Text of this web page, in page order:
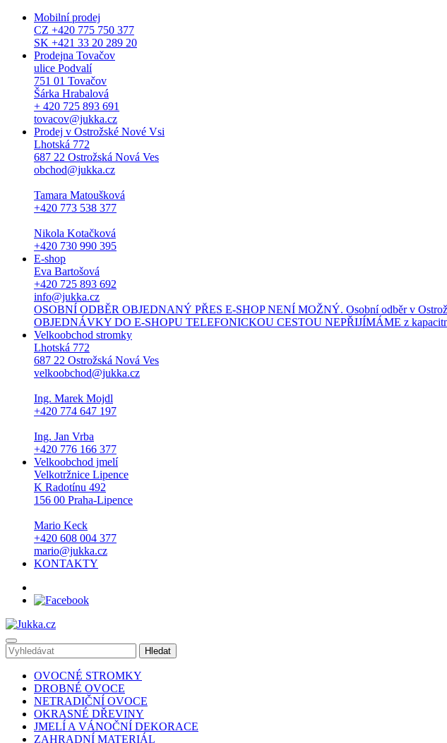
Mobilní prodej
CZ +420 775 750 377
SK +421 33 20 289 20
Prodejna Tovačov
ulice Podvalí
751 01 Tovačov
Šárka Hrabalová
+ 420 725 893 691
tovacov@jukka.cz
Prodej v Ostrožské Nové Vsi
Lhotská 772
687 22 Ostrožská Nová Ves
obchod@jukka.cz
Tamara Matoušková
+420 773 538 377
Nikola Kotačková
+420 730 990 395
E-shop
Eva Bartošová
+420 725 893 692
info@jukka.cz
OSOBNÍ ODBĚR OBJEDNANÝ PŘES E-SHOP NENÍ MOŽNÝ. Osobní odběr v
OBJEDNÁVKY DO E-SHOPU TELEFONICKOU CESTOU NEPŘIJÍMÁME z
Velkoobchod stromky
Lhotská 772
687 22 Ostrožská Nová Ves
velkoobchod@jukka.cz
Ing. Marek Mojdl
+420 774 647 197
Ing. Jan Vrba
+420 776 166 377
Velkoobchod jmelí
Velkotržnice Lipence
K Radotínu 492
156 00 Praha-Lipence
Mario Keck
+420 608 004 377
mario@jukka.cz
KONTAKTY
OVOCNÉ STROMKY
DROBNÉ OVOCE
NETRADIČNÍ OVOCE
OKRASNÉ DŘEVINY
JMELÍ A VÁNOČNÍ DEKORACE
ZAHRADNÍ MATERIÁL